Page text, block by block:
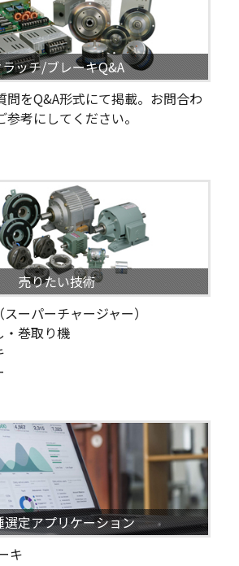
ッチ/ブレーキQ&A
問をQ&A形式にて掲載。お問合わ
考にしてください。
売りたい技術
ーパーチャージャー）
・巻取り機
選定アプリケーション
キ